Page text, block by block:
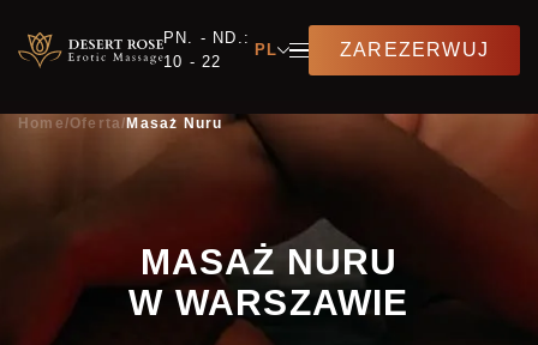
PN. - ND.:
10 - 22
PL ZAREZERWUJ
Home/Oferta/ Masaż Nuru
MASAŻ NURU
W WARSZAWIE